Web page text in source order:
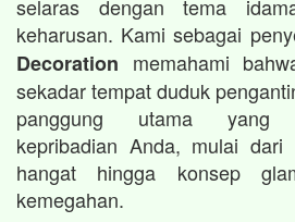
selaras dengan tema
keharusan. Kami sebagai
Decoration memahami
sekadar tempat duduk
panggung utama yang
kepribadian Anda, mulai
hangat hingga konsep
kemegahan.